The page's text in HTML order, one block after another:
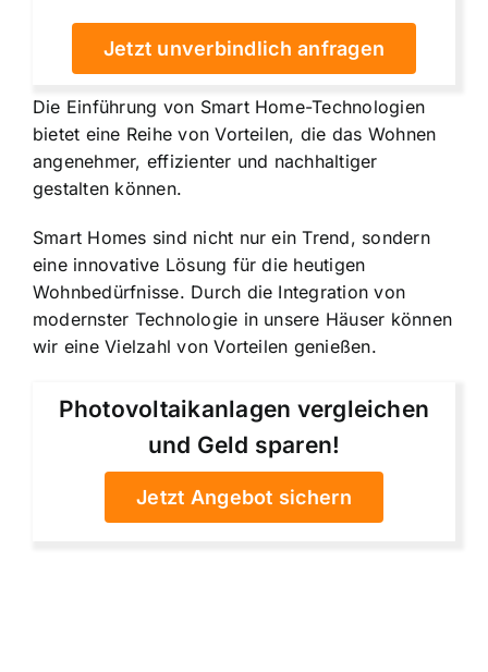
Jetzt unverbindlich anfragen
Die Einführung von Smart Home-Technologien
bietet eine Reihe von Vorteilen, die das Wohnen
angenehmer, effizienter und nachhaltiger
gestalten können.
Smart Homes sind nicht nur ein Trend, sondern
eine innovative Lösung für die heutigen
Wohnbedürfnisse. Durch die Integration von
modernster Technologie in unsere Häuser können
wir eine Vielzahl von Vorteilen genießen.
Photovoltaikanlagen vergleichen
und Geld sparen!
Jetzt Angebot sichern